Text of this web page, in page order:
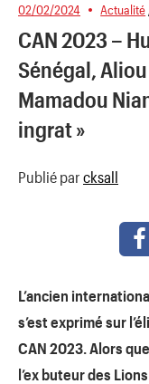
02/02/2024 Actualité
CAN 2023 –
Sénégal,
Mamadou
ingrat »
Publié par cksall
L’ancien
s’est exprimé sur
CAN 2023. Alors
l’ex buteur des